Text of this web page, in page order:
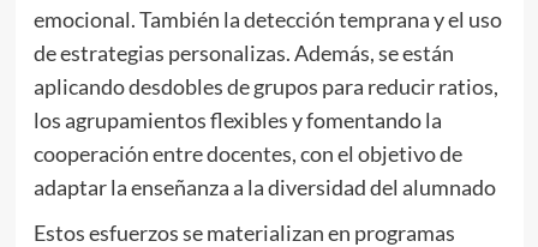
emocional. También la detección temprana y el uso
de estrategias personalizas. Además, se están
aplicando desdobles de grupos para reducir ratios,
los agrupamientos flexibles y fomentando la
cooperación entre docentes, con el objetivo de
adaptar la enseñanza a la diversidad del alumnado
Estos esfuerzos se materializan en programas